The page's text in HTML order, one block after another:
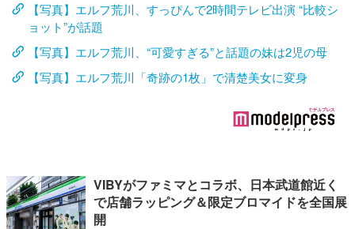
【写真】エルフ荒川、すっぴんで2時間テレビ出演 “比較シ
ョット”が話題
【写真】エルフ荒川、“可愛すぎる”と話題の妹は2児の母
【写真】エルフ荒川「奇跡の1枚」で清楚美女に変身
VIBYがファミマとコラボ、日本武道館近く
で店舗ラッピング＆限定ブロマイドを全国展
開